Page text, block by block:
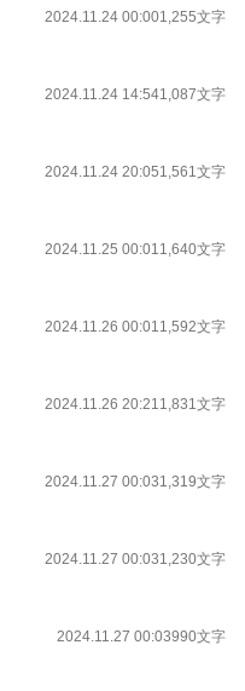
2024.11.24 00:001,255文字
2024.11.24 14:541,087文字
2024.11.24 20:051,561文字
2024.11.25 00:011,640文字
2024.11.26 00:011,592文字
2024.11.26 20:211,831文字
2024.11.27 00:031,319文字
2024.11.27 00:031,230文字
2024.11.27 00:03990文字